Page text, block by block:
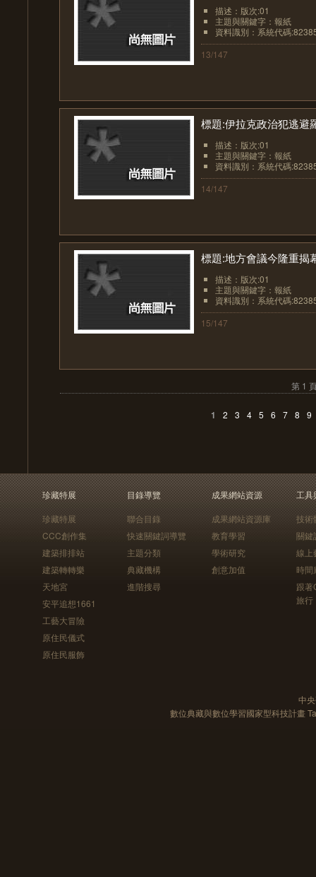
描述：版次:01
主題與關鍵字：報紙
資料識別：系統代碼
13/147
標題:伊拉克政治犯逃避
描述：版次:01
主題與關鍵字：報紙
資料識別：系統代碼
14/147
標題:地方會議今隆重揭
描述：版次:01
主題與關鍵字：報紙
資料識別：系統代碼
15/147
第 1
1 2 3 4 5 6 7 8 9
珍藏特展
珍藏特展
CCC創作集
建築排排站
建築轉轉樂
天地宮
安平追想1661
工藝大冒險
原住民儀式
原住民服飾
目錄導覽
聯合目錄
快速關鍵詞導覽
主題分類
典藏機構
進階搜尋
成果網站資源
成果網站資源庫
教育學習
學術研究
創意加值
工具
技術
關鍵
線上
時間
跟
旅行
中
數位典藏與數位學習國家型科技計畫